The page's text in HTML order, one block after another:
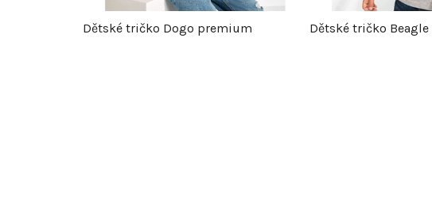
Dětské tričko Dogo premium Dětské tričko Beagle